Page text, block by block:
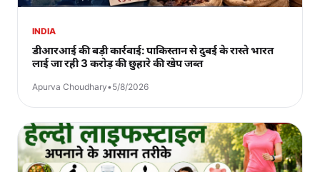
INDIA
डीआरआई की बड़ी कार्रवाई: पाकिस्तान से दुबई के रास्ते भारत
लाई जा रही 3 करोड़ की छुहारे की खेप जब्त
Apurva Choudhary•5/8/2026